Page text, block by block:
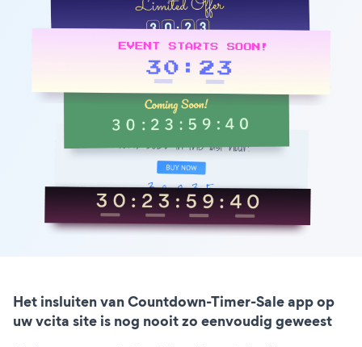
Het insluiten van Countdown-Timer-Sale app op
uw vcita site is nog nooit zo eenvoudig geweest